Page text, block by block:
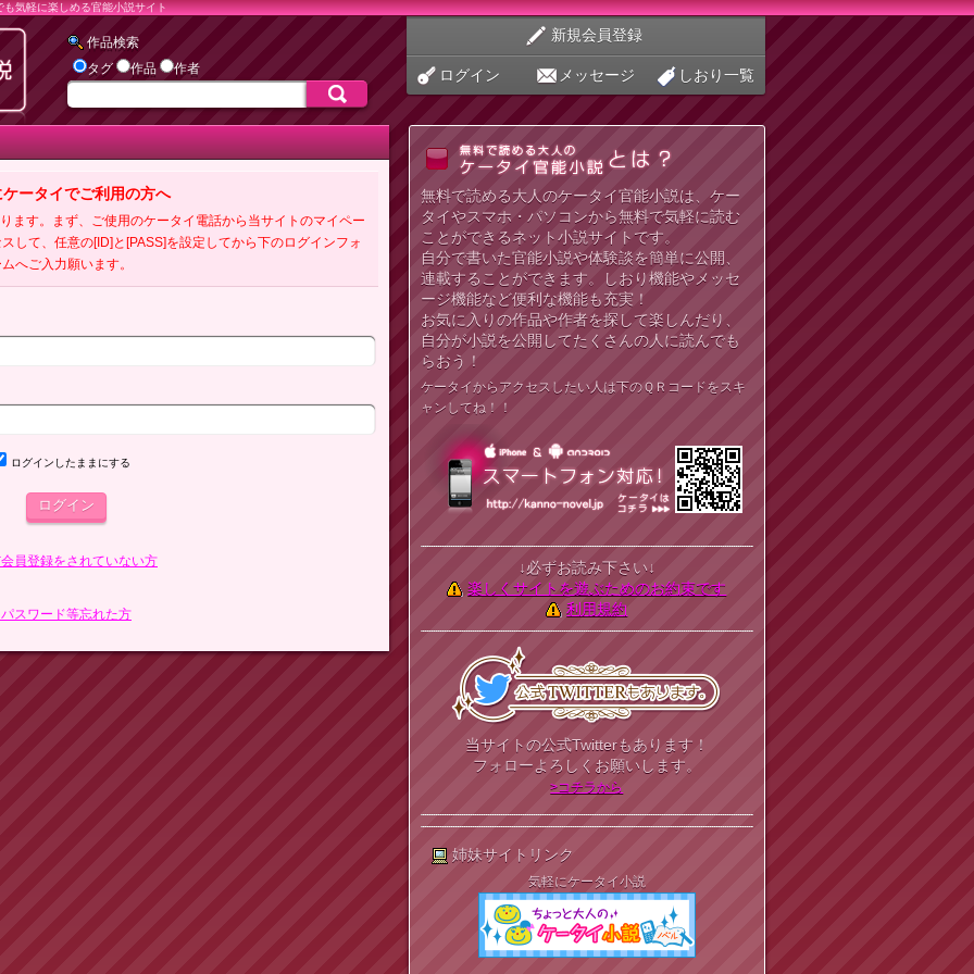
気軽に楽しめる官能小説サイト
作品検索
タグ
作品 作者
新規会員登録
ログイン メッセージ しおり一覧
ータイでご利用の方へ
ます。まず、ご使用のケータイ電話から当サイトのマイペー
して、任意の[ID]と[PASS]を設定してから下のログインフォ
へご入力願います。
ログインしたままにする
員登録をされていない方
スワード等忘れた方
無料で読める大人のケータイ官能小説は、ケー
タイやスマホ・パソコンから無料で気軽に読む
ことができるネット小説サイトです。
自分で書いた官能小説や体験談を簡単に公開、
連載することができます。しおり機能やメッセ
ージ機能など便利な機能も充実！
お気に入りの作品や作者を探して楽しんだり、
自分が小説を公開してたくさんの人に読んでも
らおう！
ケータイからアクセスしたい人は下のＱＲコードをスキ
ャンしてね！！
↓必ずお読み下さい↓
楽しくサイトを遊ぶためのお約束です
利用規約
当サイトの公式Twitterもあります！
フォローよろしくお願いします。
>コチラから
姉妹サイトリンク
気軽にケータイ小説